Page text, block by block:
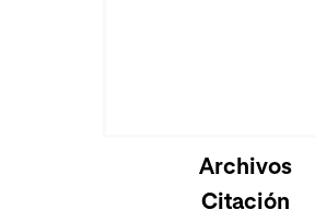
Archivos
Citación